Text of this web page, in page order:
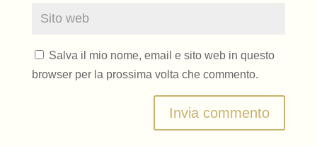
Salva il mio nome, email e sito web in questo
browser per la prossima volta che commento.